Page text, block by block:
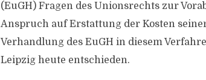
(EuGH) Fragen des Unionsrechts zur
Anspruch auf Erstattung der Kosten
Verhandlung des EuGH in diesem
Leipzig heute entschieden.